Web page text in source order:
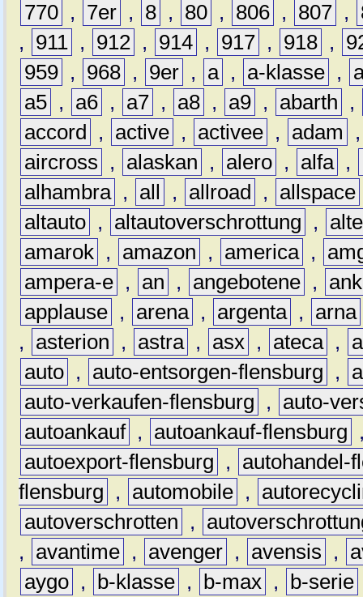
770 , 7er , 8 , 80 , 806 , 807 ,
,
911 , 912 , 914 , 917 , 918 ,
959 , 968 , 9er , a , a-klasse ,
a5 , a6 , a7 , a8 , a9 , abarth
,
accord
, active , activee , adam
aircross
, alaskan , alero , alfa ,
alhambra , all , allroad , allspace
altauto , altautoverschrottung ,
amarok , amazon , america ,
ampera-e , an , angebotene ,
applause , arena , argenta , arna
,
asterion , astra , asx , ateca ,
auto , auto-entsorgen-flensburg ,
auto-verkaufen-flensburg
,
auto-
autoankauf , autoankauf-flensburg
autoexport-flensburg
,
autohandel-
flensburg
, automobile ,
autoverschrotten
,
,
avantime , avenger , avensis ,
aygo , b-klasse , b-max , b-serie